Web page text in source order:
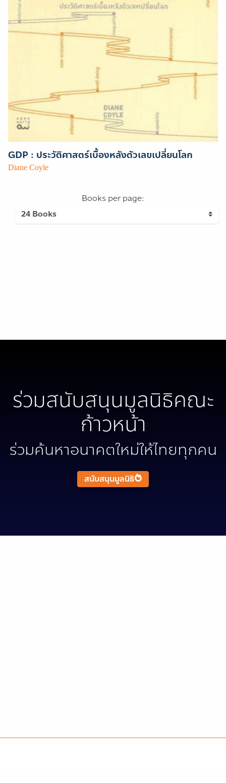
GDP : ประวัติศาสตร์เบื้องหลังตัวเลขเปลี่ยนโลก
Diane Coyle
Books per page:
ร่วมสนับสนุนมูลนิธิคณะ
ก้าวหน้า
ร่วมค้นหาอนาคตใหม่ให้ไทยทุกคน
สนับสนุนมูลนิธิ